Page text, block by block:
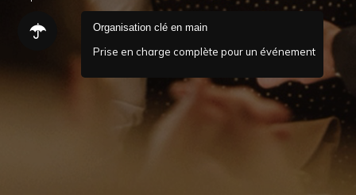
Organisation clé en main
Prise en charge complète pour un événement